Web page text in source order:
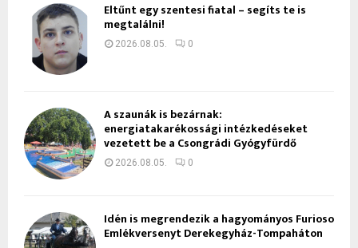
Eltűnt egy szentesi fiatal – segíts te is
megtalálni!
2026.08.05. 0
A szaunák is bezárnak:
energiatakarékossági intézkedéseket
vezetett be a Csongrádi Gyógyfürdő
2026.08.05. 0
Idén is megrendezik a hagyományos Furioso
Emlékversenyt Derekegyház-Tompaháton